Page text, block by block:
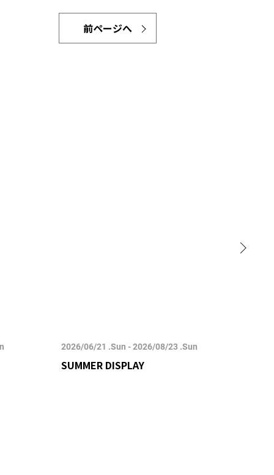
前ページへ
2026/06/21 .Sun - 2026/08/23 .Sun
SUMMER DISPLAY